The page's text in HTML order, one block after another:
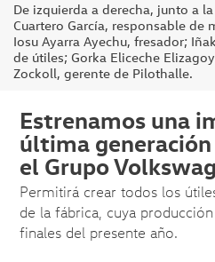
De izquierda a derecha, junto a
Cuartero García, responsable
Iosu Ayarra Ayechu, fresador;
de útiles; Gorka Eliceche
Zockoll, gerente de Pilothalle.
Estrenamos una
última
el Grupo
Permitirá crear todos los
de la fábrica, cuya
finales del presente año.